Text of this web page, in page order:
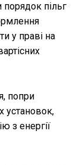
порядок пільг
у праві на
попри
установок,
з енергії